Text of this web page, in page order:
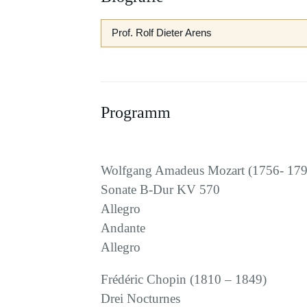
Prof. Rolf Dieter Arens
Programm
Wolfgang Amadeus Mozart (1756-
Sonate B-Dur KV 570
Allegro
Andante
Allegro
Frédéric Chopin (1810 – 1849)
Drei Nocturnes